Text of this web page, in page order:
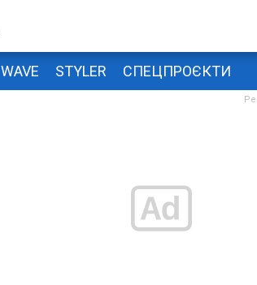
WAVE STYLER СПЕЦПРОЄКТИ